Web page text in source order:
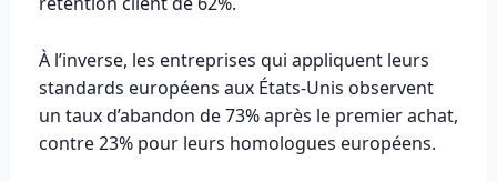
À l’inverse, les entreprises qui appliquent leurs
standards européens aux États-Unis observent
un taux d’abandon de 73% après le premier achat,
contre 23% pour leurs homologues européens.